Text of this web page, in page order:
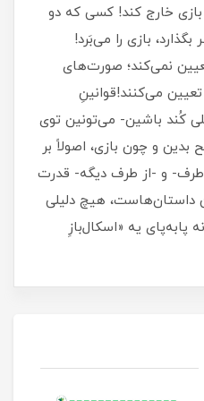
بازی خارج کند! کسی که دو
بازی را می‌بَرد!
نمی‌کند؛ صورت‌های
می‌کنند!قوانینِ
کُند باشین- می‌تونین توی
بدین و چون بازی، اصولاً بر
طرف- و -از طرف دیگه- قدرت
داستان‌هاست، هیچ دلیلی
پابه‌پای یه «اسکال‌بازِ